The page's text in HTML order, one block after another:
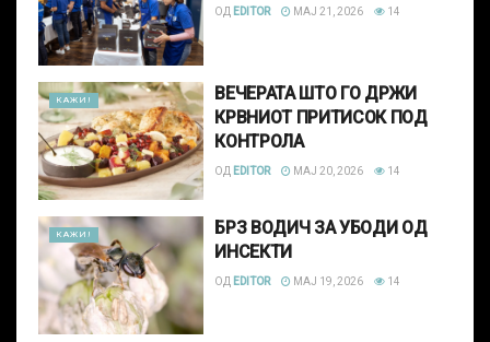
ОД EDITOR МАЈ 21, 2026 14
КАЖИ!
ВЕЧЕРАТА ШТО ГО ДРЖИ
КРВНИОТ ПРИТИСОК ПОД
КОНТРОЛА
ОД EDITOR МАЈ 20, 2026 14
КАЖИ!
БРЗ ВОДИЧ ЗА УБОДИ ОД
ИНСЕКТИ
ОД EDITOR МАЈ 19, 2026 14